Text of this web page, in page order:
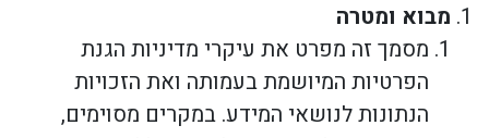
מבוא ומטרה
מסמך זה מפרט את עיקרי מדיניות הגנת
הפרטיות המיושמת בעמותה ואת הזכויות
הנתונות לנושאי המידע. במקרים מסוימים,